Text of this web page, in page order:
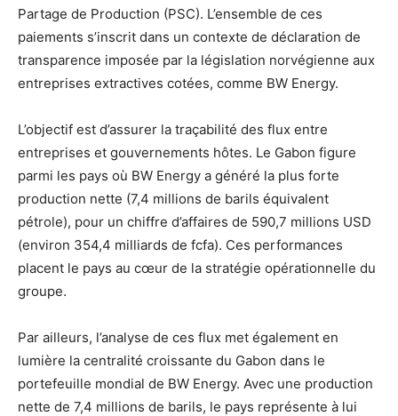
Partage de Production (PSC). L’ensemble de ces
paiements s’inscrit dans un contexte de déclaration de
transparence imposée par la législation norvégienne aux
entreprises extractives cotées, comme BW Energy.
L’objectif est d’assurer la traçabilité des flux entre
entreprises et gouvernements hôtes. Le Gabon figure
parmi les pays où BW Energy a généré la plus forte
production nette (7,4 millions de barils équivalent
pétrole), pour un chiffre d’affaires de 590,7 millions USD
(environ 354,4 milliards de fcfa). Ces performances
placent le pays au cœur de la stratégie opérationnelle du
groupe.
Par ailleurs, l’analyse de ces flux met également en
lumière la centralité croissante du Gabon dans le
portefeuille mondial de BW Energy. Avec une production
nette de 7,4 millions de barils, le pays représente à lui